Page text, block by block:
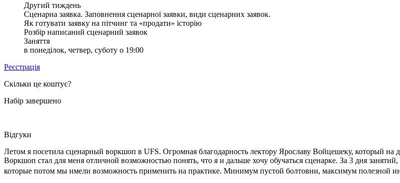
Другий тиждень
Сценарна заявка. Заповнення сценарної заявки, види сценарних заявок.
Як готувати заявку на пітчинг та «продати» історію
Розбір написаний сценарний заявок
Заняття
в понеділок, четвер, суботу о 19:00
Реєстрація
Скільки це коштує?
Набір завершено
Відгуки
Летом я посетила сценарный воркшоп в UFS. Огромная благодарность лектору Ярославу Войцешеку, который
Воркшоп стал для меня отличной возможностью понять, что я и дальше хочу обучаться сценарке. За 3 дня
которые потом мы имели возможность применить на практике. Минимум пустой болтовни, максимум полезной